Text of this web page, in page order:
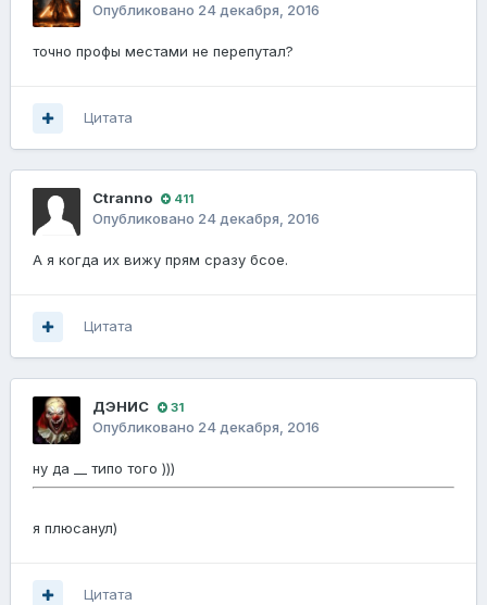
Опубликовано 24 декабря, 2016
точно профы местами не перепутал?
Цитата
Ctranno 411
Опубликовано 24 декабря, 2016
А я когда их вижу прям сразу бсое.
Цитата
ДЭНИС 31
Опубликовано 24 декабря, 2016
ну да __ типо того )))
я плюсанул)
Цитата